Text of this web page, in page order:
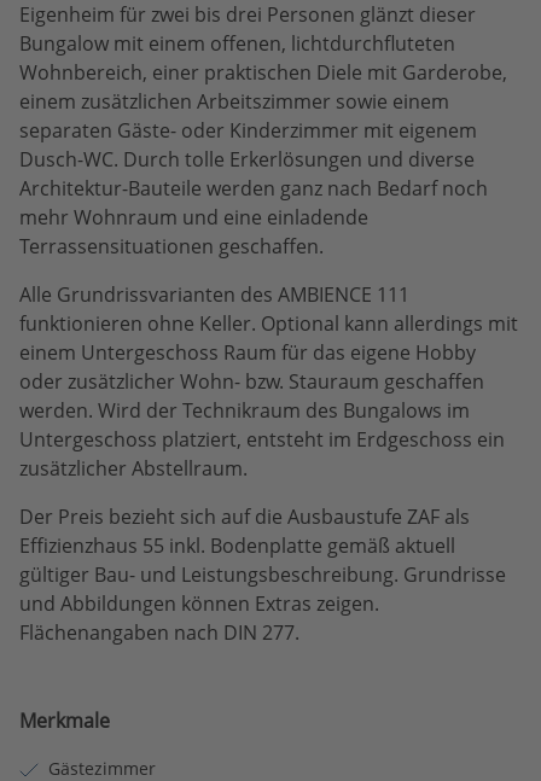
Eigenheim für zwei bis drei Personen glänzt dieser
Bungalow mit einem offenen, lichtdurchfluteten
Wohnbereich, einer praktischen Diele mit Garderobe,
einem zusätzlichen Arbeitszimmer sowie einem
separaten Gäste- oder Kinderzimmer mit eigenem
Dusch-WC. Durch tolle Erkerlösungen und diverse
Architektur-Bauteile werden ganz nach Bedarf noch
mehr Wohnraum und eine einladende
Terrassensituationen geschaffen.
Alle Grundrissvarianten des AMBIENCE 111
funktionieren ohne Keller. Optional kann allerdings mit
einem Untergeschoss Raum für das eigene Hobby
oder zusätzlicher Wohn- bzw. Stauraum geschaffen
werden. Wird der Technikraum des Bungalows im
Untergeschoss platziert, entsteht im Erdgeschoss ein
zusätzlicher Abstellraum.
Der Preis bezieht sich auf die Ausbaustufe ZAF als
Effizienzhaus 55 inkl. Bodenplatte gemäß aktuell
gültiger Bau- und Leistungsbeschreibung. Grundrisse
und Abbildungen können Extras zeigen.
Flächenangaben nach DIN 277.
Merkmale
Gästezimmer